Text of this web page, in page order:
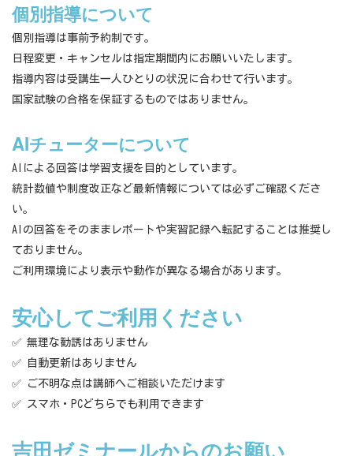
個別指導について
個別指導は事前予約制です。
日程変更・キャンセルは指定期間内にお願いいたします。
指導内容は受講生一人ひとりの状況に合わせて行います。
国家試験の合格を保証するものではありません。
AIチューターについて
AIによる回答は学習支援を目的としています。
統計数値や制度改正など最新情報については必ずご確認くださ
い。
AIの回答をそのままレポートや実習記録へ転記することは推奨し
ておりません。
ご利用環境により表示や動作が異なる場合があります。
安心してご利用ください
✅ 無理な勧誘はありません
✅ 自動更新はありません
✅ ご不明な点は講師へご相談いただけます
✅ スマホ・PCどちらでも利用できます